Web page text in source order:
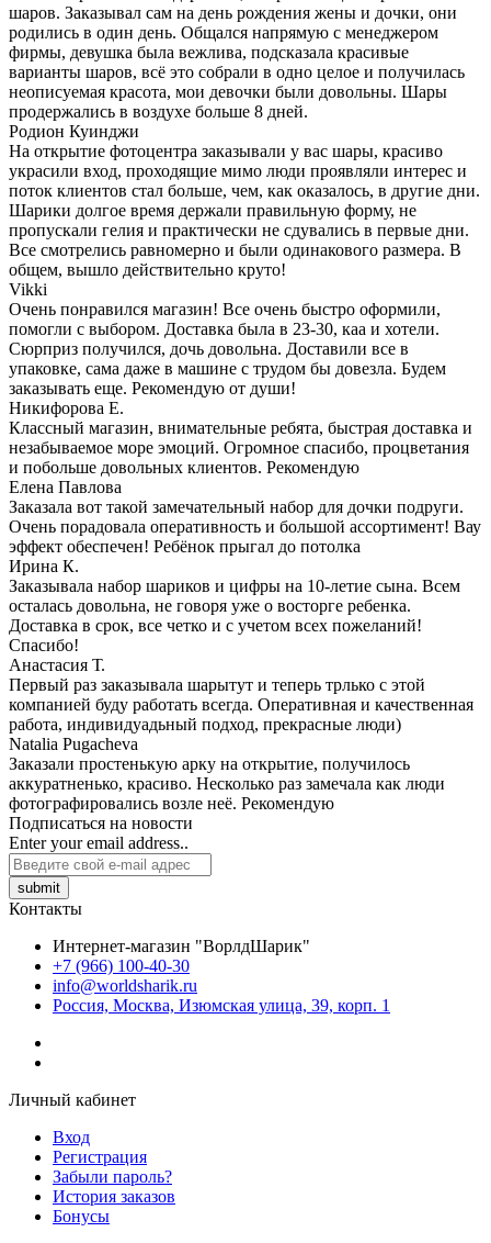
шаров. Заказывал сам на день рождения жены и дочки, они
родились в один день. Общался напрямую с менеджером
фирмы, девушка была вежлива, подсказала красивые
варианты шаров, всё это собрали в одно целое и получилась
неописуемая красота, мои девочки были довольны. Шары
продержались в воздухе больше 8 дней.
Родион Куинджи
На открытие фотоцентра заказывали у вас шары, красиво
украсили вход, проходящие мимо люди проявляли интерес и
поток клиентов стал больше, чем, как оказалось, в другие дни.
Шарики долгое время держали правильную форму, не
пропускали гелия и практически не сдувались в первые дни.
Все смотрелись равномерно и были одинакового размера. В
общем, вышло действительно круто!
Vikki
Очень понравился магазин! Все очень быстро оформили,
помогли с выбором. Доставка была в 23-30, каа и хотели.
Сюрприз получился, дочь довольна. Доставили все в
упаковке, сама даже в машине с трудом бы довезла. Будем
заказывать еще. Рекомендую от души!
Никифорова Е.
Классный магазин, внимательные ребята, быстрая доставка и
незабываемое море эмоций. Огромное спасибо, процветания
и побольше довольных клиентов. Рекомендую
Елена Павлова
Заказала вот такой замечательный набор для дочки подруги.
Очень порадовала оперативность и большой ассортимент! Вау
эффект обеспечен! Ребёнок прыгал до потолка
Ирина К.
Заказывала набор шариков и цифры на 10-летие сына. Всем
осталась довольна, не говоря уже о восторге ребенка.
Доставка в срок, все четко и с учетом всех пожеланий!
Спасибо!
Анастасия Т.
Первый раз заказывала шарытут и теперь трлько с этой
компанией буду работать всегда. Оперативная и качественная
работа, индивидуадьный подход, прекрасные люди)
Natalia Pugacheva
Заказали простенькую арку на открытие, получилось
аккуратненько, красиво. Несколько раз замечала как люди
фотографировались возле неё. Рекомендую
Подписаться на новости
Enter your email address..
submit
Контакты
Интернет-магазин "ВорлдШарик"
+7 (966) 100-40-30
info@worldsharik.ru
Россия, Москва, Изюмская улица, 39, корп. 1
Личный кабинет
Вход
Регистрация
Забыли пароль?
История заказов
Бонусы